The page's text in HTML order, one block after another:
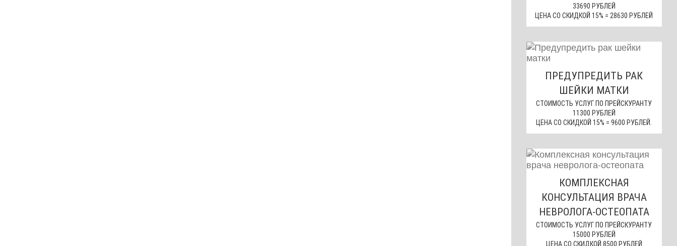
33690 РУБЛЕЙ
ЦЕНА СО СКИДКОЙ 15% = 28630 РУБЛЕЙ
ПРЕДУПРЕДИТЬ РАК
ШЕЙКИ МАТКИ
СТОИМОСТЬ УСЛУГ ПО ПРЕЙСКУРАНТУ
11300 РУБЛЕЙ
ЦЕНА СО СКИДКОЙ 15% = 9600 РУБЛЕЙ.
КОМПЛЕКСНАЯ
КОНСУЛЬТАЦИЯ ВРАЧА
НЕВРОЛОГА-ОСТЕОПАТА
СТОИМОСТЬ УСЛУГ ПО ПРЕЙСКУРАНТУ
15000 РУБЛЕЙ
ЦЕНА СО СКИДКОЙ 8500 РУБЛЕЙ